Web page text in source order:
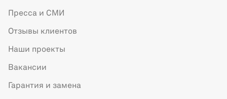
Пресса и СМИ
Отзывы клиентов
Наши проекты
Вакансии
Гарантия и замена